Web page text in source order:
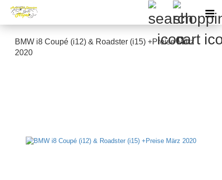
BMW i8 Coupé (i12) & Roadster (i15) +Preise März
2020